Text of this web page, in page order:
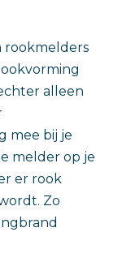
rookmelders
alleen
mee bij je
melder op je
er rook
Zo